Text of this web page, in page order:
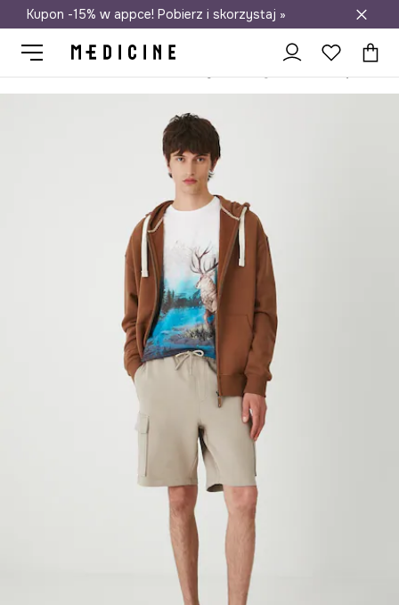
Darmowa dostawa do salonów
Kupon -15% w appce! Pobierz i skorzystaj »